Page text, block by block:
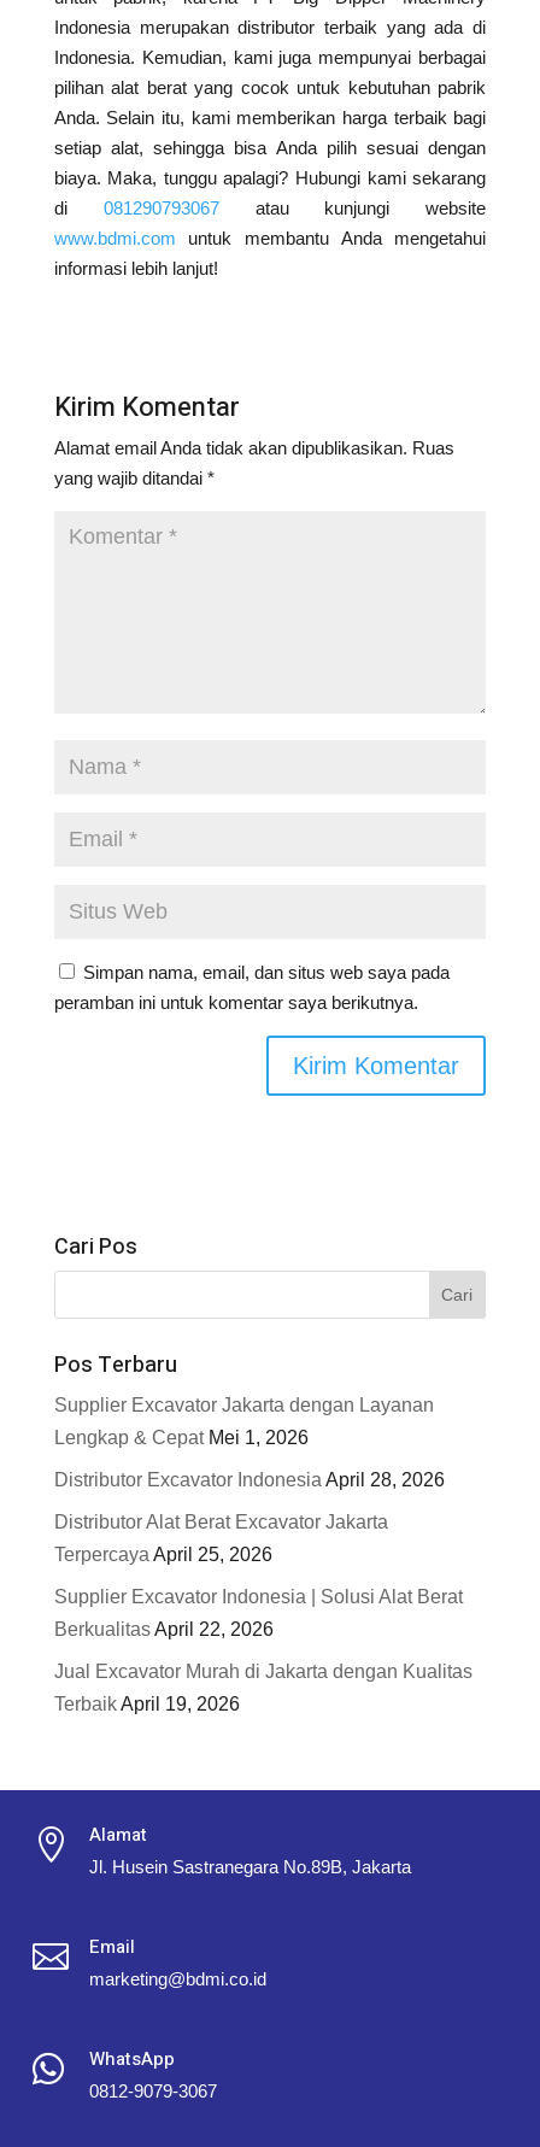
Indonesia merupakan distributor terbaik yang ada di
Indonesia. Kemudian, kami juga mempunyai berbagai
pilihan alat berat yang cocok untuk kebutuhan pabrik
Anda. Selain itu, kami memberikan harga terbaik bagi
setiap alat, sehingga bisa Anda pilih sesuai dengan
biaya. Maka, tunggu apalagi? Hubungi kami sekarang
di 081290793067atau kunjungi website
www.bdmi.com untuk membantu Anda mengetahui
informasi lebih lanjut!
Kirim Komentar
Alamat email Anda tidak akan dipublikasikan. Ruas
yang wajib ditandai *
Simpan nama, email, dan situs web saya pada
peramban ini untuk komentar saya berikutnya.
Cari Pos
Pos Terbaru
Supplier Excavator Jakarta dengan Layanan
Lengkap & Cepat Mei 1, 2026
Distributor Excavator Indonesia April 28, 2026
Distributor Alat Berat Excavator Jakarta
Terpercaya April 25, 2026
Supplier Excavator Indonesia | Solusi Alat Berat
BerkualitasApril 22, 2026
Jual Excavator Murah di Jakarta dengan Kualitas
TerbaikApril 19, 2026
 Alamat
Jl. Husein Sastranegara No.89B, Jakarta
 Email
marketing@bdmi.co.id
 WhatsApp
0812-9079-3067